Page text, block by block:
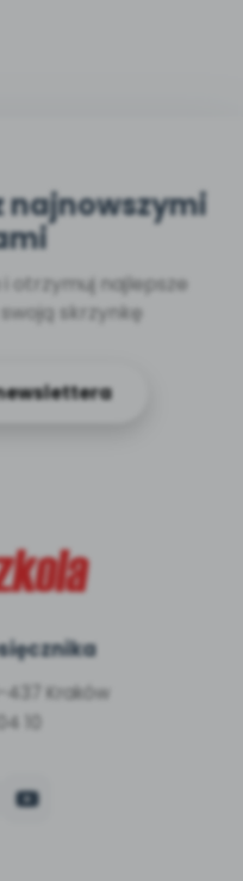
najnowszymi
otrzymuj najlepsze
skrzynkę
Kraków
10